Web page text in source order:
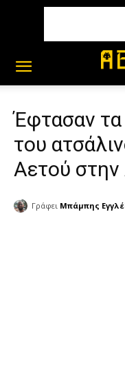
Έφτασαν
του
Αετού στην
Γράφει Μπάμπης